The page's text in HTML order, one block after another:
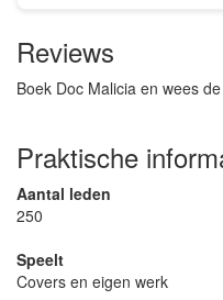
Reviews
Boek Doc Malicia en wees
Praktische
Aantal leden
250
Speelt
Covers en eigen werk